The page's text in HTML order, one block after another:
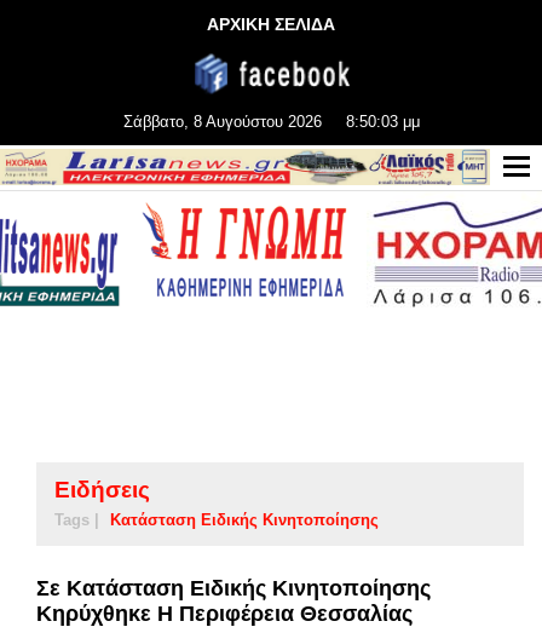
ΑΡΧΙΚΗ ΣΕΛΙΔΑ
Σάββατο, 8 Αυγούστου 2026 8:50:03 μμ
Ειδήσεις
Tags | Κατάσταση Ειδικής Κινητοποίησης
Σε Κατάσταση Ειδικής Κινητοποίησης
Κηρύχθηκε Η Περιφέρεια Θεσσαλίας